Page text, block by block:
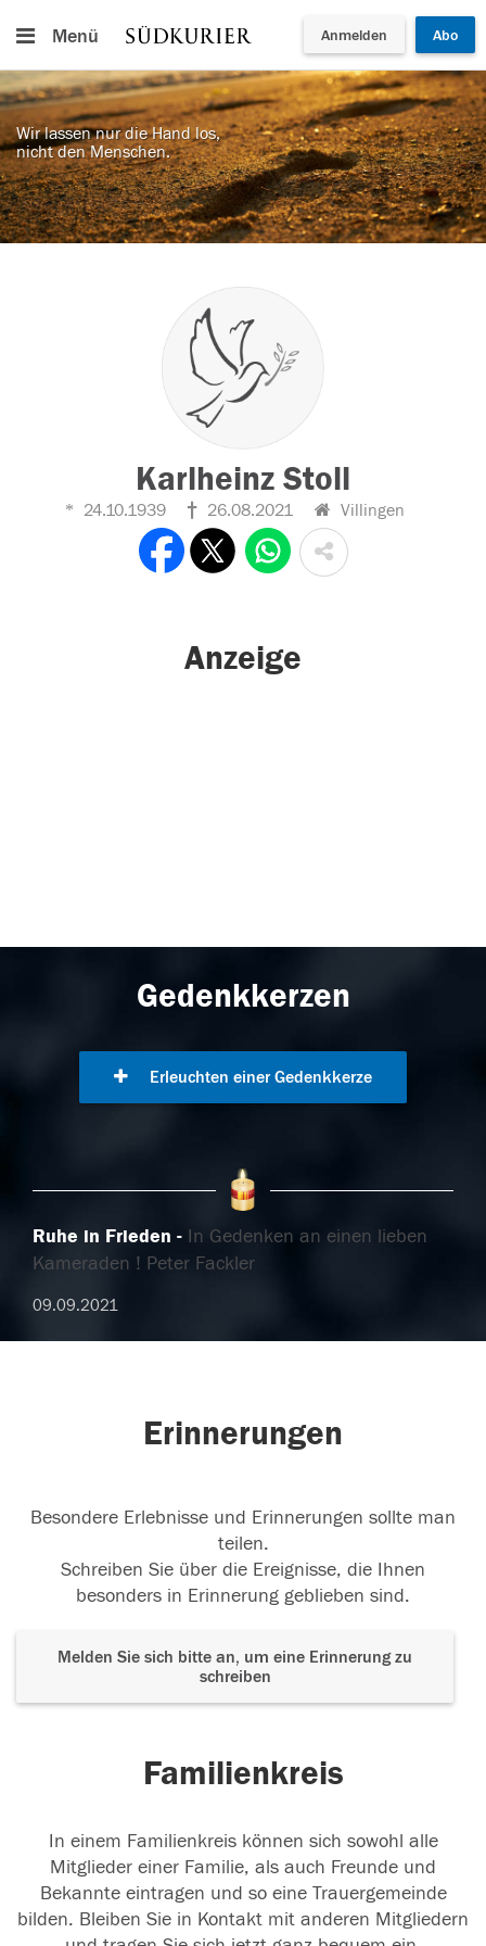
Menü Anmelden Abo
Wir lassen nur die Hand los,
nicht den Menschen.
Karlheinz Stoll
24.10.1939 26.08.2021 Villingen
Anzeige
Gedenkkerzen
Erleuchten einer Gedenkkerze
Ruhe in Frieden
In Gedenken an einen lieben
Kameraden ! Peter Fackler
09.09.2021
Erinnerungen
Besondere Erlebnisse und Erinnerungen sollte man
teilen.
Schreiben Sie über die Ereignisse, die Ihnen
besonders in Erinnerung geblieben sind.
Melden Sie sich bitte an, um eine Erinnerung zu
schreiben
Familienkreis
In einem Familienkreis können sich sowohl alle
Mitglieder einer Familie, als auch Freunde und
Bekannte eintragen und so eine Trauergemeinde
bilden. Bleiben Sie in Kontakt mit anderen Mitgliedern